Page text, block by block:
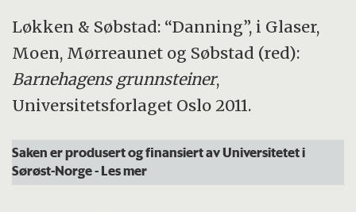
Løkken & Søbstad: “Danning”, i Glaser,
Moen, Mørreaunet og Søbstad (red):
Barnehagens grunnsteiner,
Universitetsforlaget Oslo 2011.
Saken er produsert og finansiert av Universitetet i
Sørøst-Norge- Les mer